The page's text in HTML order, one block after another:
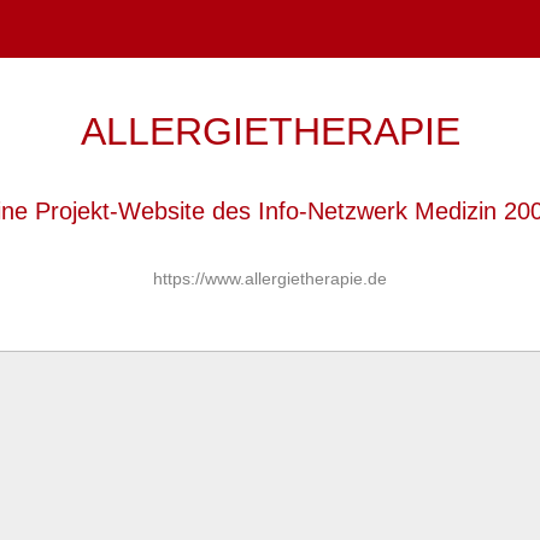
ALLERGIETHERAPIE
Projekt-Website des Info-Netzwerk Medizin
https://www.allergietherapie.de